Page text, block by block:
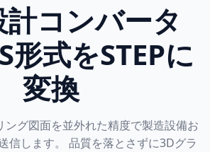
計コンバータ
形式をSTEPに
変換
ング図面を並外れた精度で製造設備お
信します。 品質を落とさずに3Dグラ